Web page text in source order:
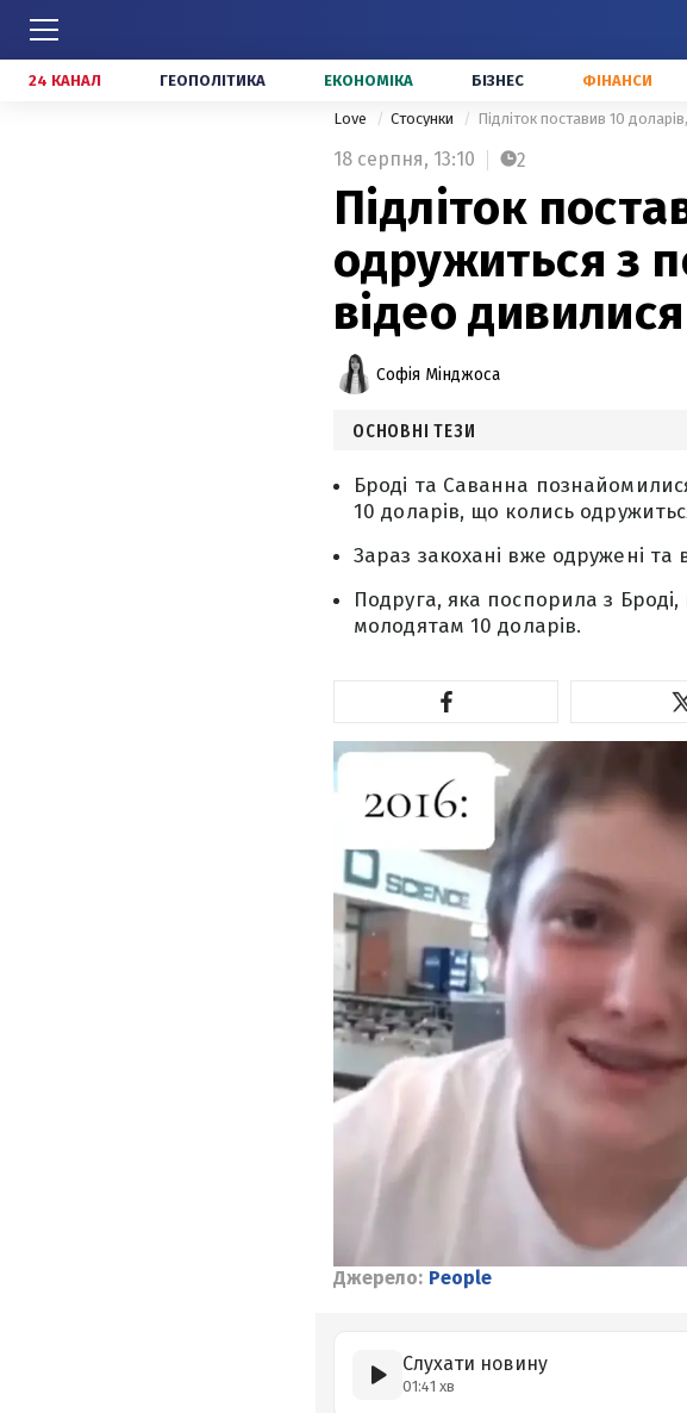
24 КАНАЛ ГЕОПОЛІТИКА ЕКОНОМІКА БІЗНЕС ФІНАНСИ
Love Стосунки Підліток поставив 10
18 серпня, 13:10 2
Підліток
одружиться з
відео
Софія Мінджоса
ОСНОВНІ ТЕЗИ
Броді та Саванна
10 доларів, що колись
Зараз закохані вже одружені та
Подруга, яка поспорила з
молодятам 10 доларів.
Джерело: People
Слухати новину
01:41 хв